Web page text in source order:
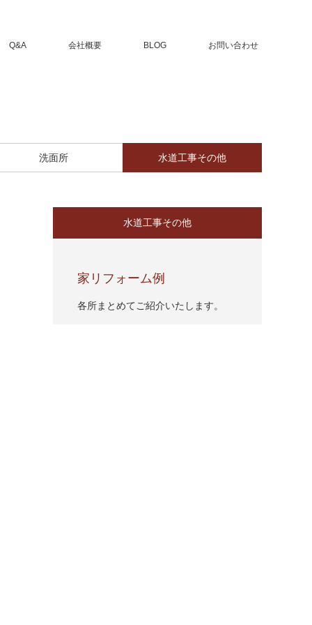
Q&A 会社概要 BLOG お問い合わせ
洗面所 水道工事その他
水道工事その他
家リフォーム例
各所まとめてご紹介いたします。